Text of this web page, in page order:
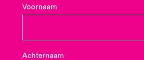
Voornaam
Achternaam